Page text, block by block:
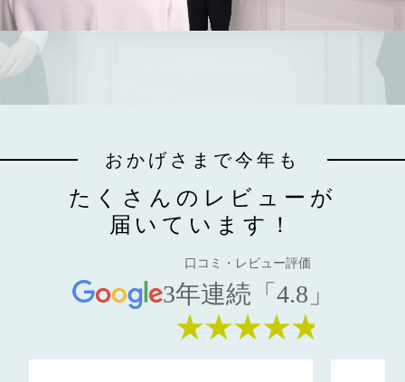
おかげさまで今年も
たくさんのレビューが
届いています！
口コミ・レビュー評価
3年連続「4.8」
★★★★★